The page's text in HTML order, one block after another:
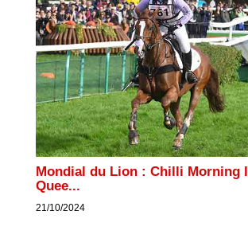
Mondial du Lion : Chilli Morning
Quee...
21/10/2024